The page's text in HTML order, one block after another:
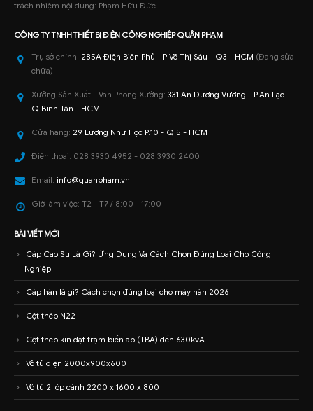
trách nhiệm nội dung: Phạm Hữu Đức.
CÔNG TY TNHHTHIẾT BỊ ĐIỆN CÔNG NGHIỆPQUÂN PHẠM
Trụ sở chính: 285A Điện Biên Phủ - P Võ Thị Sáu - Q3 - HCM (Đang sửa
chữa)
Xưởng Sản Xuất - Văn Phòng Xưởng: 331 An Dương Vương - P.An Lạc -
Q.Bình Tân - HCM
Cửa hàng: 29 Lương Nhữ Học P.10 - Q.5 - HCM
Điện thoại: 028 3930 4952 - 028 3930 2400
Email: info@quanpham.vn
Giờ làm việc: T2 - T7 / 8:00 - 17:00
BÀI VIẾT MỚI
Cáp Cao Su Là Gì? Ứng Dụng Và Cách Chọn Đúng Loại Cho Công
Nghiệp
Cáp hàn là gì? Cách chọn đúng loại cho máy hàn 2026
Cột thép N22
Cột thép kín đặt trạm biến áp (TBA) đến 630kvA
Vỏ tủ điện 2000x900x600
Vỏ tủ 2 lớp cánh 2200 x 1600 x 800